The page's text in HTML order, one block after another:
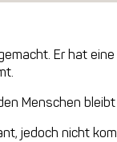
Er hat
Menschen
jedoch nicht